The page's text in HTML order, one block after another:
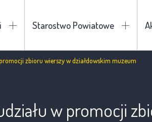
Starostwo Powiatowe
zbioru wierszy w działdowskim muzeum
w promocji